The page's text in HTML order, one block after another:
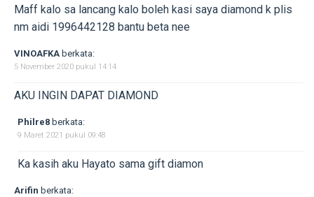
Maff kalo sa lancang kalo boleh kasi saya diamond k plis
nm aidi 1996442128 bantu beta nee
VINOAFKA berkata:
5 November 2020 pukul 14:14
AKU INGIN DAPAT DIAMOND
Philre8 berkata:
9 Maret 2021 pukul 09:48
Ka kasih aku Hayato sama gift diamon
Arifin berkata: